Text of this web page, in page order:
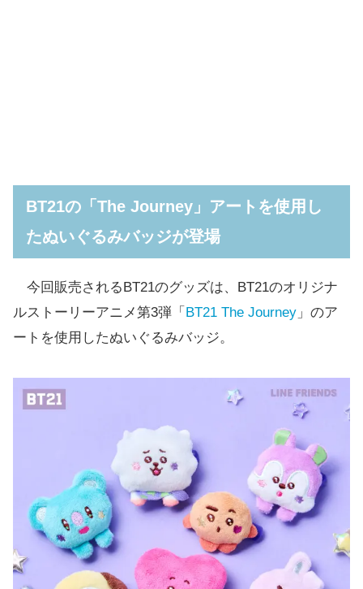
BT21の「The Journey」アートを使用し
たぬいぐるみバッジが登場
今回販売されるBT21のグッズは、BT21のオリジナ
ルストーリーアニメ第3弾「 BT21 The Journey 」のア
ートを使用したぬいぐるみバッジ。